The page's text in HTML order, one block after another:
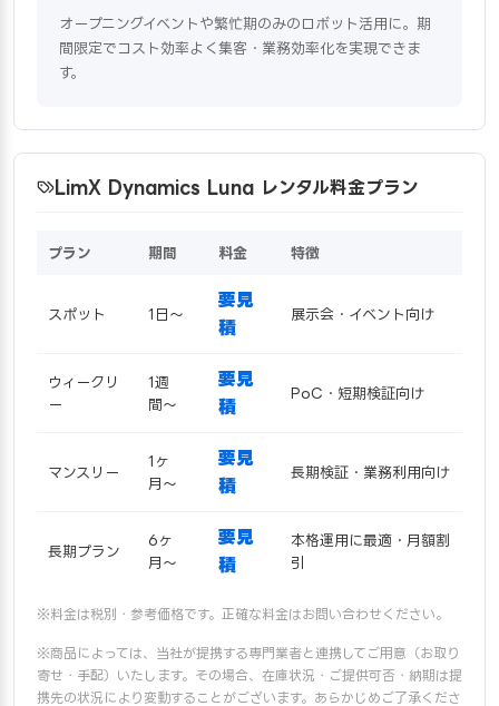
オープニングイベントや繁忙期のみのロボット活用に。期
間限定でコスト効率よく集客・業務効率化を実現できま
す。
LimX Dynamics Luna レンタル料金プラン
プラン 期間 料金 特徴
スポット 1日〜
要見
積
展示会・イベント向け
ウィークリ
ー
1週
間〜
要見
積
PoC・短期検証向け
マンスリー
1ヶ
月〜
要見
積
長期検証・業務利用向け
長期プラン
6ヶ
月〜
要見
積
本格運用に最適・月額割
引
※料金は税別・参考価格です。正確な料金はお問い合わせください。
※商品によっては、当社が提携する専門業者と連携してご用意（お取り
寄せ・手配）いたします。その場合、在庫状況・ご提供可否・納期は提
携先の状況により変動することがございます。あらかじめご了承くださ